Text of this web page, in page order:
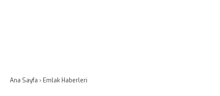
Ana Sayfa › Emlak Haberleri